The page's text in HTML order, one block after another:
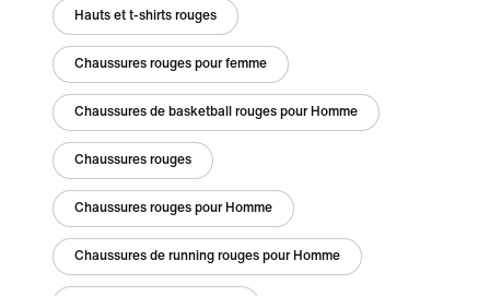
Hauts et t-shirts rouges
Chaussures rouges pour femme
Chaussures de basketball rouges pour Homme
Chaussures rouges
Chaussures rouges pour Homme
Chaussures de running rouges pour Homme